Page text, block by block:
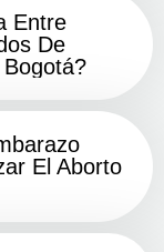
Entre
De
El Aborto